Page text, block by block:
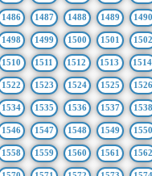
1486 1487 1488 1489 1490
1498 1499 1500 1501 1502
1510 1511 1512 1513 1514
1522 1523 1524 1525 1526
1534 1535 1536 1537 1538
1546 1547 1548 1549 1550
1558 1559 1560 1561 1562